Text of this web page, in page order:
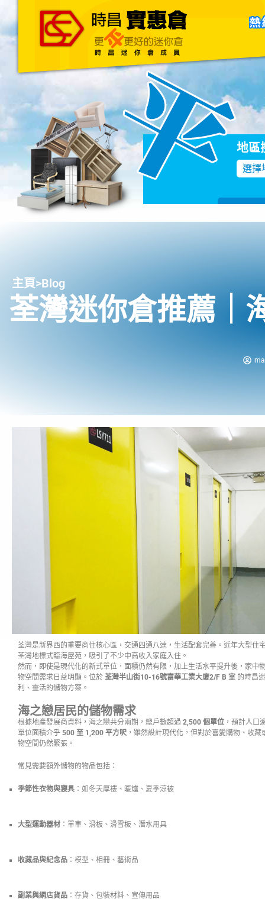
主頁 關於我們 聯絡我們
地區
選擇
主頁>Blog
荃灣迷你倉推薦｜
荃灣是新界西的重要商住核心區，交通四通八達，生活配套完善。近年大型住
荃灣地標式臨海屋苑，吸引了不少中高收入家庭入住。
然而，即使是現代化的新式單位，面積仍然有限，加上生活水平提升後，家中
物空間需求日益明顯。位於 荃灣半山街10-16號富華工業大廈2/F B 室 的時昌
利、靈活的儲物方案。
海之戀居民的儲物需求
根據地產發展商資料，海之戀共分兩期，總戶數超過 2,500 個單位 ，預計人口
單位面積介乎 500 至 1,200 平方呎 ，雖然設計現代化，但對於喜愛購物、收
物空間仍然緊張。
常見需要額外儲物的物品包括：
季節性衣物與寢具 ：如冬天厚褸、暖爐、夏季涼被
大型運動器材 ：單車、滑板、滑雪板、潛水用具
收藏品與紀念品 ：模型、相冊、藝術品
副業與網店貨品 ：存貨、包裝材料、宣傳用品